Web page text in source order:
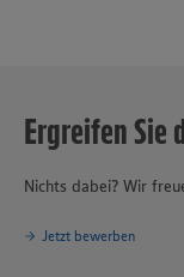
Ergreifen
Nichts dabei? Wir
Jetzt bewerben